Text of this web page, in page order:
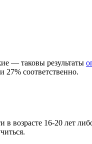
— таковы результаты
27% соответственно.
16-20 лет